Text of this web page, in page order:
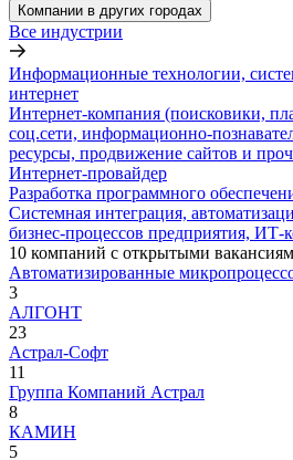
Компании в других городах
Все индустрии
Информационные технологии,
интернет
Интернет-компания (поисковики,
соц.сети, информационно-
ресурсы, продвижение сайтов и
Интернет-провайдер
Разработка программного
Системная интеграция,
бизнес-процессов предприятия, ИТ-
10 компаний с открытыми
Автоматизированные
3
АЛГОНТ
23
Астрал-Софт
11
Группа Компаний Астрал
8
КАМИН
5